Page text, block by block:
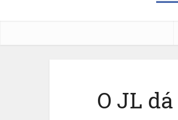
O JL